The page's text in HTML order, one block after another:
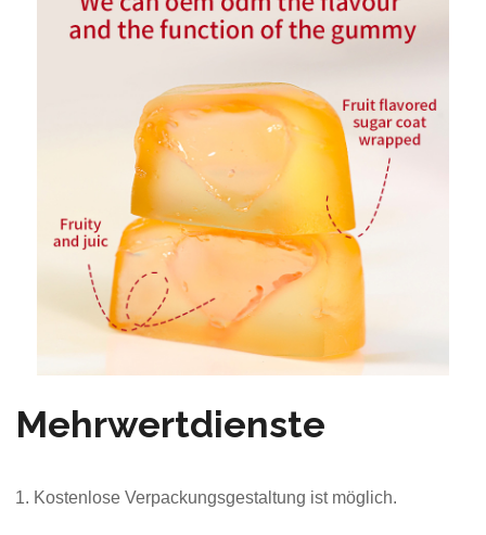
Mehrwertdienste
1. Kostenlose Verpackungsgestaltung ist möglich.